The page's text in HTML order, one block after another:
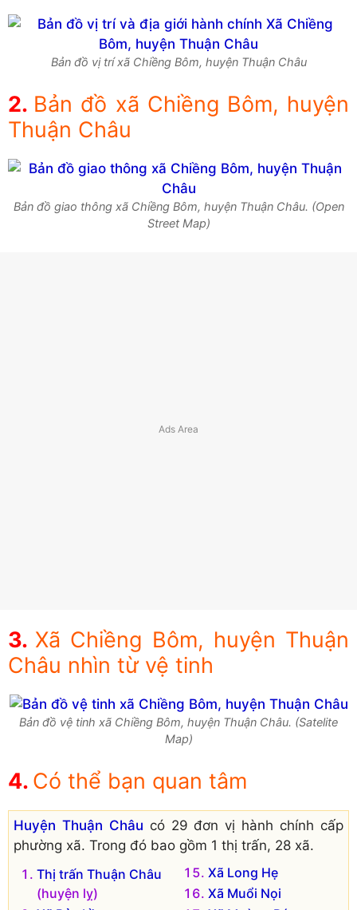
Bản đồ vị trí xã Chiềng Bôm, huyện Thuận Châu
Bản đồ xã Chiềng Bôm, huyện
Thuận Châu
Bản đồ giao thông xã Chiềng Bôm, huyện Thuận Châu. (Open
Street Map)
Xã Chiềng Bôm, huyện Thuận
Châu nhìn từ vệ tinh
Bản đồ vệ tinh xã Chiềng Bôm, huyện Thuận Châu. (Satelite
Map)
Có thể bạn quan tâm
Huyện Thuận Châu có 29 đơn vị hành chính cấp
phường xã. Trong đó bao gồm 1 thị trấn, 28 xã.
Thị trấn Thuận Châu
(huyện lỵ)
Xã Long Hẹ
Xã Muổi Nọi